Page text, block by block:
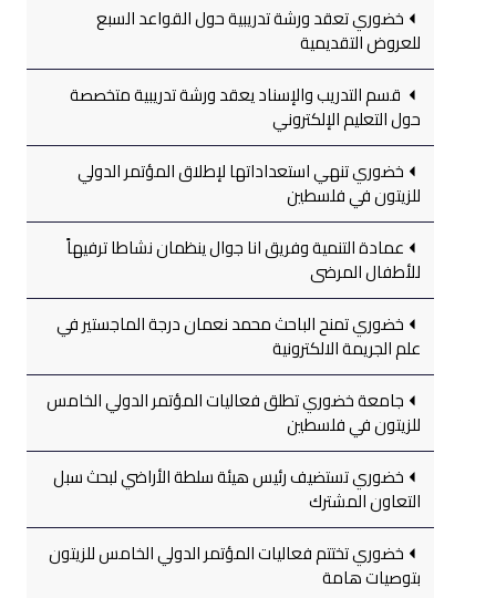
خضوري تعقد ورشة تدريبية حول القواعد السبع
للعروض التقديمية
قسم التدريب والإسناد يعقد ورشة تدريبية متخصصة
حول التعليم الإلكتروني
خضوري تنهي استعداداتها لإطلاق المؤتمر الدولي
للزيتون في فلسطين
عمادة التنمية وفريق انا جوال ينظمان نشاطا ترفيهاً
للأطفال المرضى
خضوري تمنح الباحث محمد نعمان درجة الماجستير في
علم الجريمة الالكترونية
جامعة خضوري تطلق فعاليات المؤتمر الدولي الخامس
للزيتون في فلسطين
خضوري تستضيف رئيس هيئة سلطة الأراضي لبحث سبل
التعاون المشترك
خضوري تختتم فعاليات المؤتمر الدولي الخامس للزيتون
بتوصيات هامة